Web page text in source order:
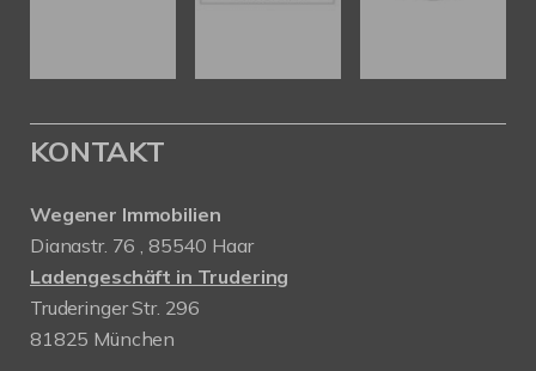
KONTAKT
Wegener Immobilien
Dianastr. 76 , 85540 Haar
Ladengeschäft in Trudering
Truderinger Str. 296
81825 München